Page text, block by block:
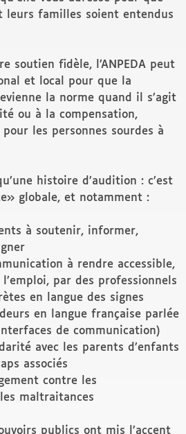
leurs familles soient entendus
soutien fidèle, l’ANPEDA peut
et local pour que la
la norme quand il s’agit
ou à la compensation,
pour les personnes sourdes à
histoire d’audition : c’est
globale, et notamment :
à soutenir, informer,
à rendre accessible,
par des professionnels
en langue des signes
en langue française parlée
de communication)
avec les parents d’enfants
associés
contre les
maltraitances
publics ont mis l’accent